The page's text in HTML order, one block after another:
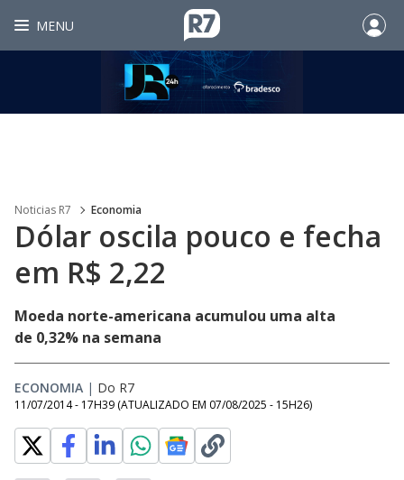
MENU
Noticias R7 Economia
Dólar oscila pouco e fecha
em R$ 2,22
Moeda norte-americana acumulou uma alta
de 0,32% na semana
ECONOMIA | Do R7
11/07/2014 - 17H39 (ATUALIZADO EM 07/08/2025 - 15H26)